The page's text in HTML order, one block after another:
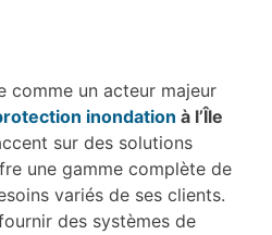
comme un acteur majeur
inondation à l’Île
sur des solutions
une gamme complète de
variés de ses clients.
fournir des systèmes de